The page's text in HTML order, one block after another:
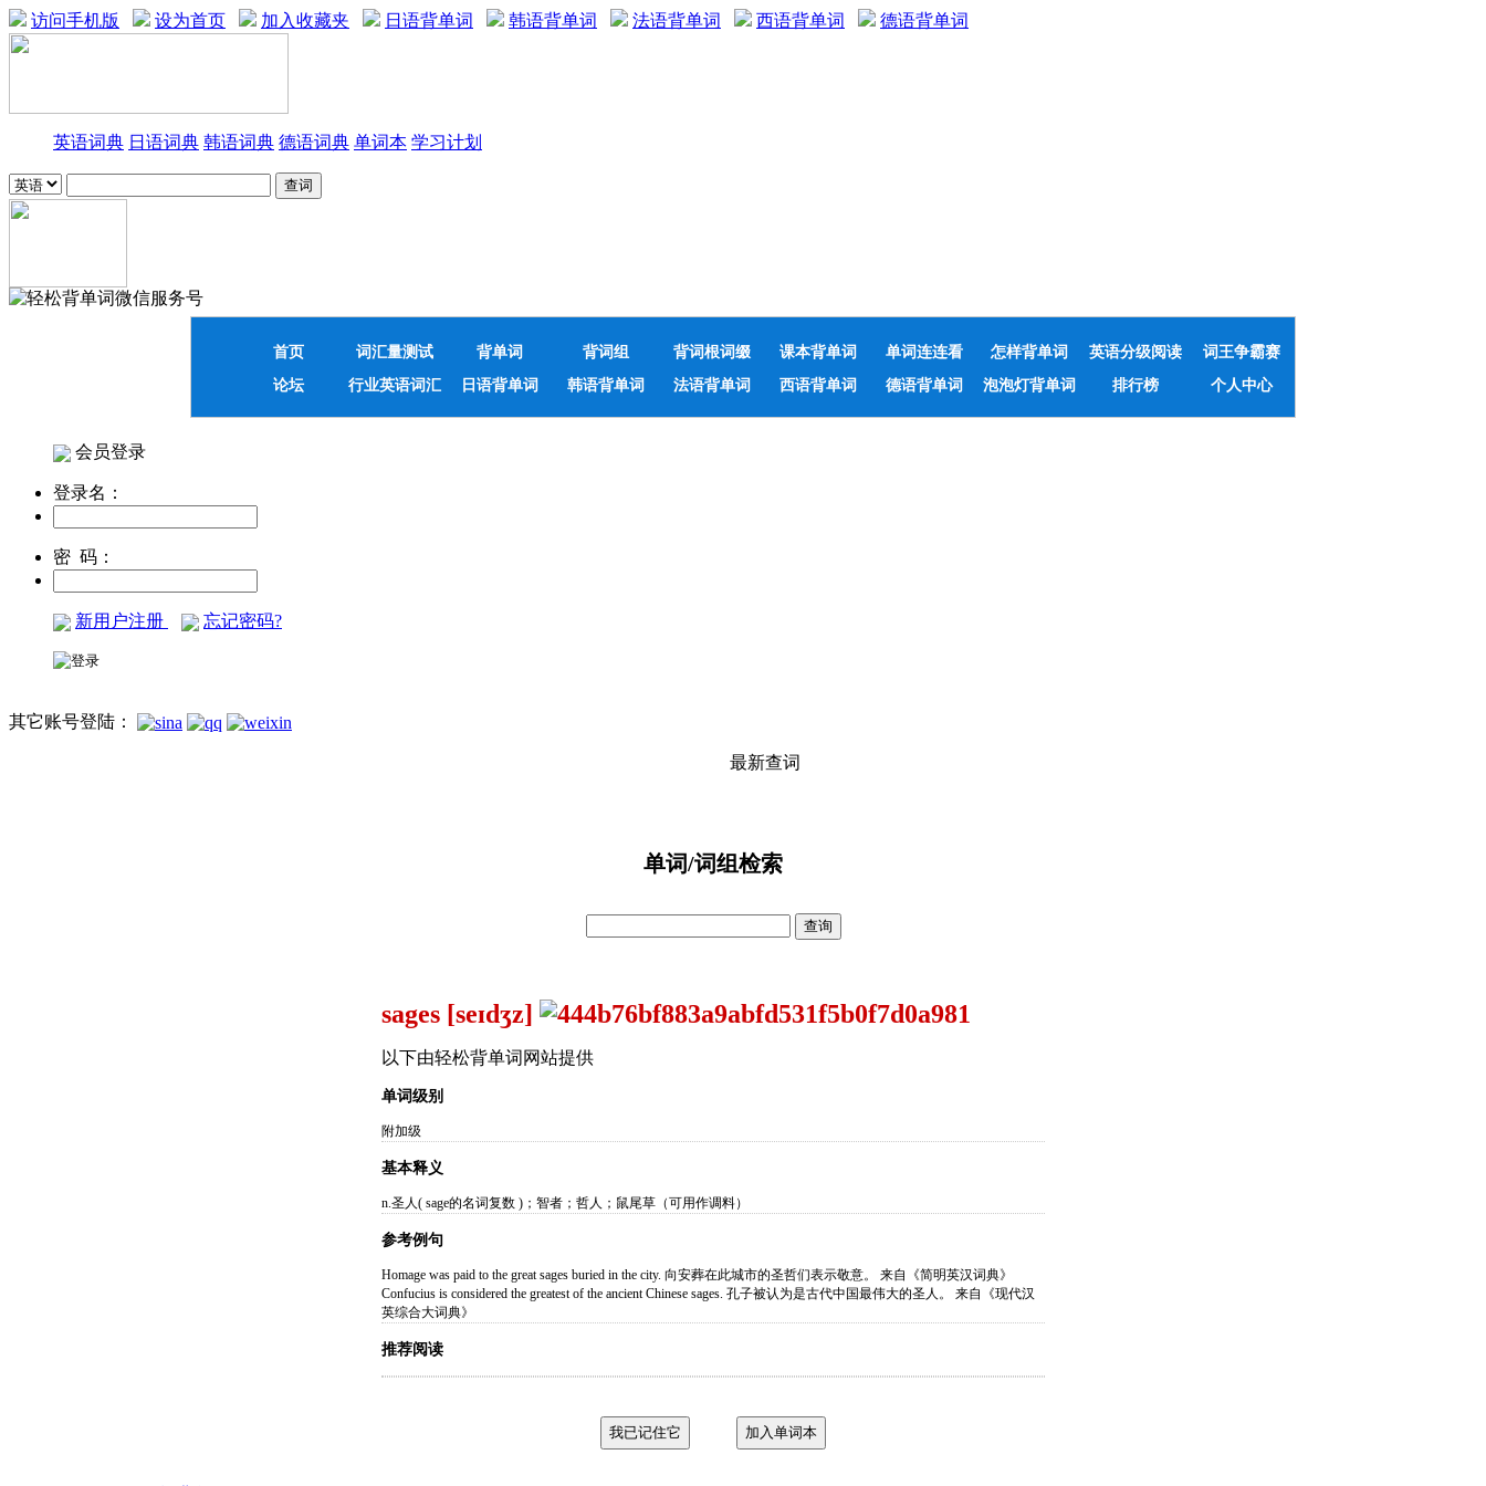
访问手机版 设为首页 加入收藏夹 日语背单词 韩语背单词 法语背单词 西语背单词 德语背单词
英语词典 日语词典 韩语词典 德语词典 单词本 学习计划
首页 词汇量测试 背单词 背词组 背词根词缀 课本背单词 单词连连看 怎样背单词 英语分级阅读
词王争霸赛
论坛
行业英语词汇 日语背单词 韩语背单词 法语背单词 西语背单词 德语背单词 泡泡灯背单词 排行榜 个人中心
会员登录
登录名：
密 码：
新用户注册 忘记密码?
其它账号登陆：
最新查词
单词/词组检索
sages [seɪdʒz]
以下由轻松背单词网站提供
单词级别
附加级
基本释义
n.圣人( sage的名词复数 )；智者；哲人；鼠尾草（可用作调料）
参考例句
Homage was paid to the great sages buried in the city. 向安葬在此城市的圣哲们表示敬意。 来自《简明英汉词典》
Confucius is considered the greatest of the ancient Chinese sages. 孔子被认为是古代中国最伟大的圣人。 来自《现代汉
英综合大词典》
推荐阅读